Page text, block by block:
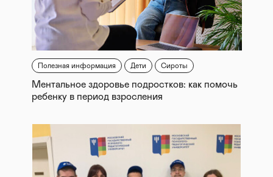
Полезная информация Дети Сироты
Ментальное здоровье подростков: как помочь
ребенку в период взросления